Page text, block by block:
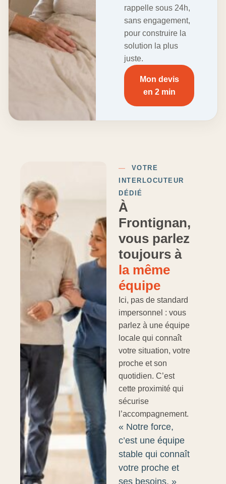
rappelle sous 24h,
sans engagement,
pour construire la
solution la plus
juste.
Mon devis
en 2 min
—
VOTRE
INTERLOCUTEUR
DÉDIÉ
À
Frontignan,
vous parlez
toujours à
la même
équipe
Ici, pas de standard
impersonnel : vous
parlez à une équipe
locale qui connaît
votre situation, votre
proche et son
quotidien. C’est
cette proximité qui
sécurise
l’accompagnement.
« Notre force,
c’est une équipe
stable qui connaît
votre proche et
ses besoins. »